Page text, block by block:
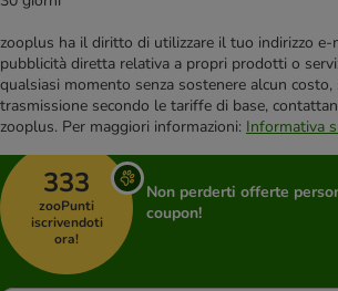
zooplus ha il diritto di utilizzare il tuo indirizzo e-
pubblicità diretta relativa a propri prodotti o
qualsiasi momento senza sostenere alcun
trasmissione secondo le tariffe di base,
zooplus. Per maggiori informazioni: Informativa
333
zooPunti
iscrivendoti
ora!
Non perderti offerte
coupon!